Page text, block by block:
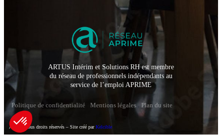
ARTUS Intérim et Solutions RH est membre
du réseau de professionnels indépendants au
service de l’emploi APRIME
Politique de confidentialité Mentions légales Plan du site
Artus – Tous droits réservés – Site créé parKelcible